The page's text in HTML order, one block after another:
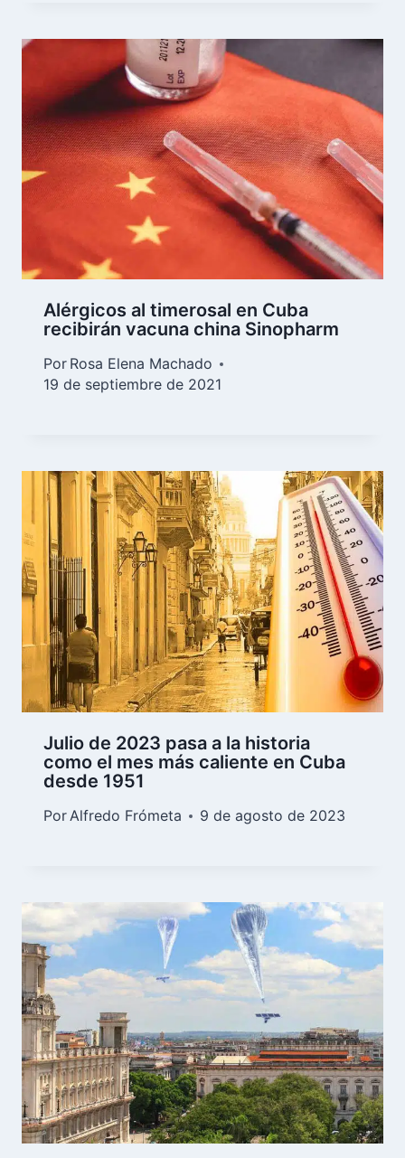
Alérgicos al timerosal en Cuba
recibirán vacuna china Sinopharm
Por Rosa Elena Machado
19 de septiembre de 2021
Julio de 2023 pasa a la historia
como el mes más caliente en Cuba
desde 1951
PorAlfredo Frómeta 9 de agosto de 2023